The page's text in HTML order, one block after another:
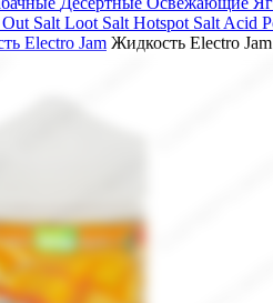
Salt Loot Salt Hotspot Salt Acid
Electro Jam Жидкость Electro